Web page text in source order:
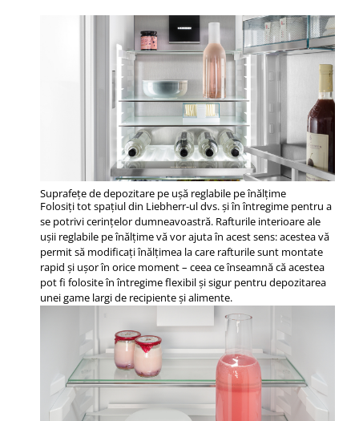
Suprafeţe de depozitare pe uşă reglabile pe înălţime
Folosiți tot spațiul din Liebherr-ul dvs. și în întregime pentru a
se potrivi cerințelor dumneavoastră. Rafturile interioare ale
ușii reglabile pe înălțime vă vor ajuta în acest sens: acestea vă
permit să modificați înălțimea la care rafturile sunt montate
rapid și ușor în orice moment – ceea ce înseamnă că acestea
pot fi folosite în întregime flexibil și sigur pentru depozitarea
unei game largi de recipiente și alimente.